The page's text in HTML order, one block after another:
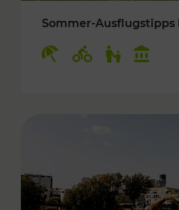
Sommer-